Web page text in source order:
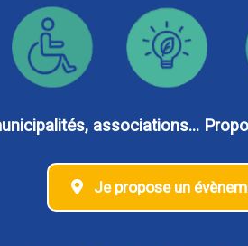
associations...
Je propose un